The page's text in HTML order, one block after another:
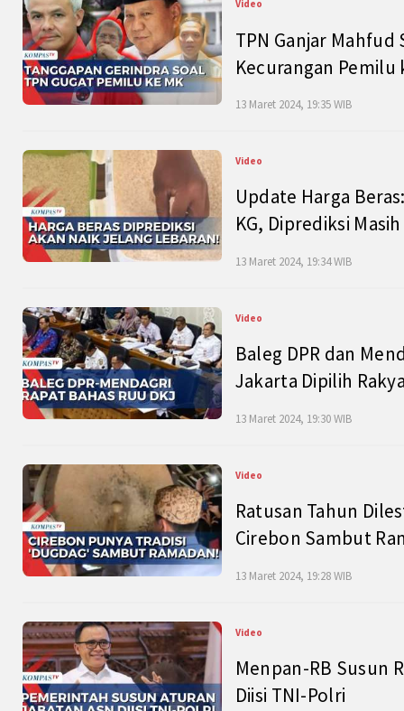
Video
TPN Ganjar Mahfud
Kecurangan Pemilu
13 Maret 2024, 19:35 WIB
Video
Update Harga
KG, Diprediksi
13 Maret 2024, 19:34 WIB
Video
Baleg DPR dan
Jakarta Dipilih
13 Maret 2024, 19:30 WIB
Video
Ratusan Tahun
Cirebon Sambut
13 Maret 2024, 19:28 WIB
Video
Menpan-RB Susun
Diisi TNI-Polri